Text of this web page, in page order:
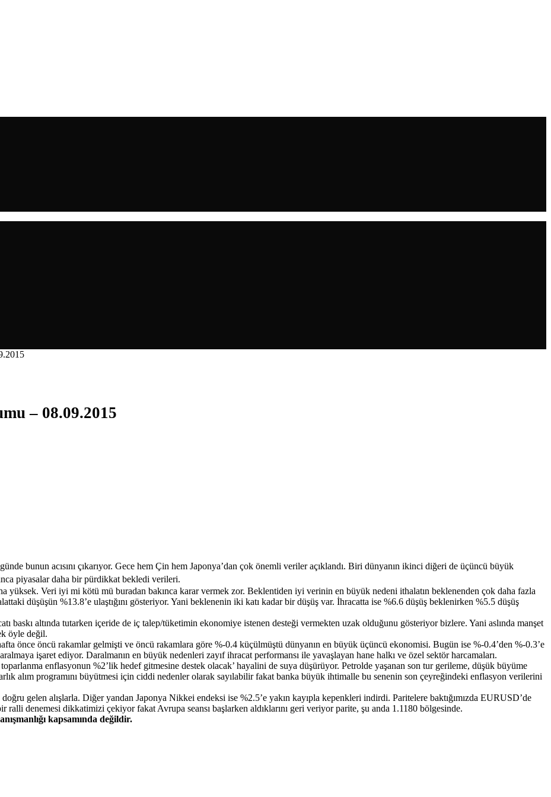
– 08.09.2015
bunun acısını çıkarıyor. Gece hem Çin hem Japonya’dan çok önemli veriler açıklandı. Biri dünyanın ikinci diğeri de üçüncü büyük
piyasalar daha bir pürdikkat bekledi verileri.
yüksek. Veri iyi mi kötü mü buradan bakınca karar vermek zor. Beklentiden iyi verinin en büyük nedeni ithalatın beklenenden çok daha fazla
düşüşün %13.8’e ulaştığını gösteriyor. Yani beklenenin iki katı kadar bir düşüş var. İhracatta ise %6.6 düşüş beklenirken %5.5 düşüş
baskı altında tutarken içeride de iç talep/tüketimin ekonomiye istenen desteği vermekten uzak olduğunu gösteriyor bizlere. Yani aslında manşet
öyle değil.
önce öncü rakamlar gelmişti ve öncü rakamlara göre %-0.4 küçülmüştü dünyanın en büyük üçüncü ekonomisi. Bugün ise %-0.4’den %-0.3’e
işaret ediyor. Daralmanın en büyük nedenleri zayıf ihracat performansı ile yavaşlayan hane halkı ve özel sektör harcamaları.
enflasyonun %2’lik hedef gitmesine destek olacak’ hayalini de suya düşürüyor. Petrolde yaşanan son tur gerileme, düşük büyüme
alım programını büyütmesi için ciddi nedenler olarak sayılabilir fakat banka büyük ihtimalle bu senenin son çeyreğindeki enflasyon verilerini
gelen alışlarla. Diğer yandan Japonya Nikkei endeksi ise %2.5’e yakın kayıpla kepenkleri indirdi. Paritelere baktığımızda EURUSD’de
ralli denemesi dikkatimizi çekiyor fakat Avrupa seansı başlarken aldıklarını geri veriyor parite, şu anda 1.1180 bölgesinde.
kapsamında değildir.